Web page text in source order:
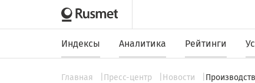
Индексы Аналитика Рейтинги
Главная Пресс-центр Новости